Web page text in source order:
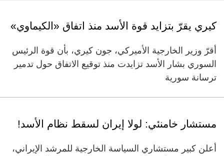
كيري يقرّ بتزايد قوة الأسد منذ اتفاق «الكيماوي»
أقرّ وزير الخارجية الأميركي، جون كيري، بأن قوة الرئيس
السوري بشار الأسد تزايدت منذ توقيع الاتفاق حول تدمير
ترسانة سورية
مستشار خامنئي: لولا إيران لسقط نظام الأسد!
أعلن كبير مستشاري السياسة الخارجية للمرشد الإيراني،